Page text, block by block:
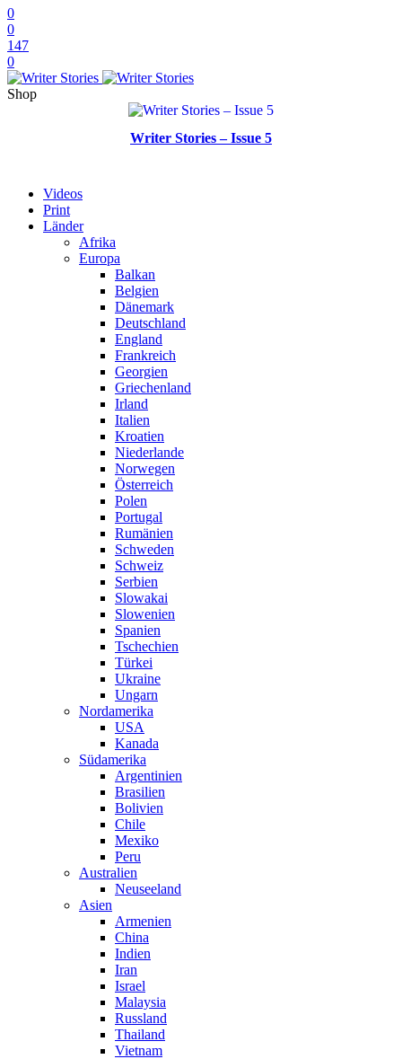
0
0
147
0
Shop
Writer Stories – Issue 5
Videos
Print
Länder
Afrika
Europa
Balkan
Belgien
Dänemark
Deutschland
England
Frankreich
Georgien
Griechenland
Irland
Italien
Kroatien
Niederlande
Norwegen
Österreich
Polen
Portugal
Rumänien
Schweden
Schweiz
Serbien
Slowakai
Slowenien
Spanien
Tschechien
Türkei
Ukraine
Ungarn
Nordamerika
USA
Kanada
Südamerika
Argentinien
Brasilien
Bolivien
Chile
Mexiko
Peru
Australien
Neuseeland
Asien
Armenien
China
Indien
Iran
Israel
Malaysia
Russland
Thailand
Vietnam